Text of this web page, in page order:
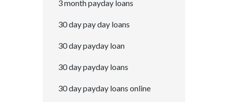
3 month payday loans
30 day pay day loans
30 day payday loan
30 day payday loans
30 day payday loans online